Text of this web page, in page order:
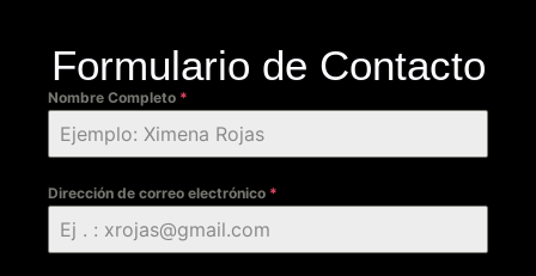
Formulario de Contacto
Nombre Completo *
Dirección de correo electrónico *